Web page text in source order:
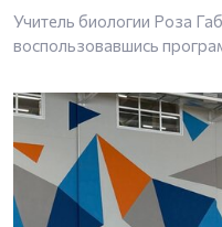
Учитель биологии Роза
воспользовавшись